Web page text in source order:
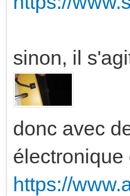
sinon, il
donc avec
électronique
https://